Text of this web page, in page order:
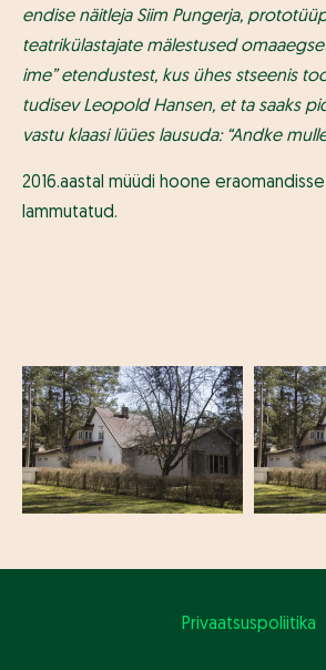
endise näitleja Siim Pungerja,
teatrikülastajate mälestused
ime” etendustest, kus ühes stseenis
tudisev Leopold Hansen, et ta saaks
vastu klaasi lüües lausuda: “Andke
2016.aastal müüdi hoone
lammutatud.
Privaatsuspoliitika